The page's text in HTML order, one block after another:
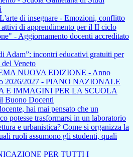
di insegnare - Emozioni, conflitto
attivi di apprendimento per il II ciclo
- Aggiornamento docenti accreditato
Adam”: incontri educativi gratuiti per
del Veneto
NUOVA EDIZIONE - Anno
2026/2027 - PIANO NAZIONALE
E IMMAGINI PER LA SCUOLA
Buono Docenti
hai mai pensato che un
potesse trasformarsi in un laboratorio
e urbanistica? Come si organizza la
ruoli assumono gli studenti, quali
PER TUTTI I